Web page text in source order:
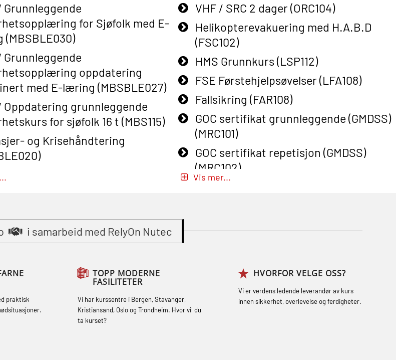
Grunnleggende
for Sjøfolk med E-
Grunnleggende
oppdatering
med E-læring (MBSBLE027)
Oppdatering grunnleggende
for sjøfolk 16 t (MBS115)
og Krisehåndtering
og Krisehåndtering
for fiskere
for fiskere
(MBSBLE032)
Sikkerhetsopplæring for mindre
VHF / SRC 2 dager (ORC104)
Helikopterevakuering med H.A.B.D
(FSC102)
HMS Grunnkurs (LSP112)
FSE Førstehjelpsøvelser (LFA108)
Fallsikring (FAR108)
GOC sertifikat grunnleggende (GMDSS)
(MRC101)
GOC sertifikat repetisjon (GMDSS)
(MRC102)
Grunnkurs Røykdykking Industrivern
Helikopterevakuering med HABD, inkl.
Vis mer...
i samarbeid med RelyOn Nutec
praktisk
TOPP MODERNE
FASILITETER
Vi har kurssentre i Bergen, Stavanger,
Kristiansand, Oslo og Trondheim. Hvor vil du
ta kurset?
HVORFOR VELGE OSS?
Vi er verdens ledende leverandør av kurs
innen sikkerhet, overlevelse og ferdigheter.